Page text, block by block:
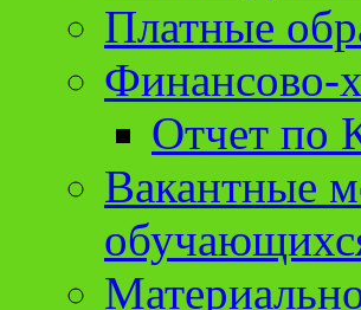
Платные
Финансово-
Отчет по
Вакантные